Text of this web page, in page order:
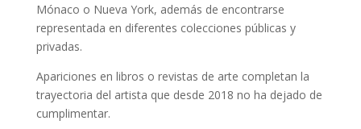
Mónaco o Nueva York, además de encontrarse
representada en diferentes colecciones públicas y
privadas.
Apariciones en libros o revistas de arte completan la
trayectoria del artista que desde 2018 no ha dejado de
cumplimentar.